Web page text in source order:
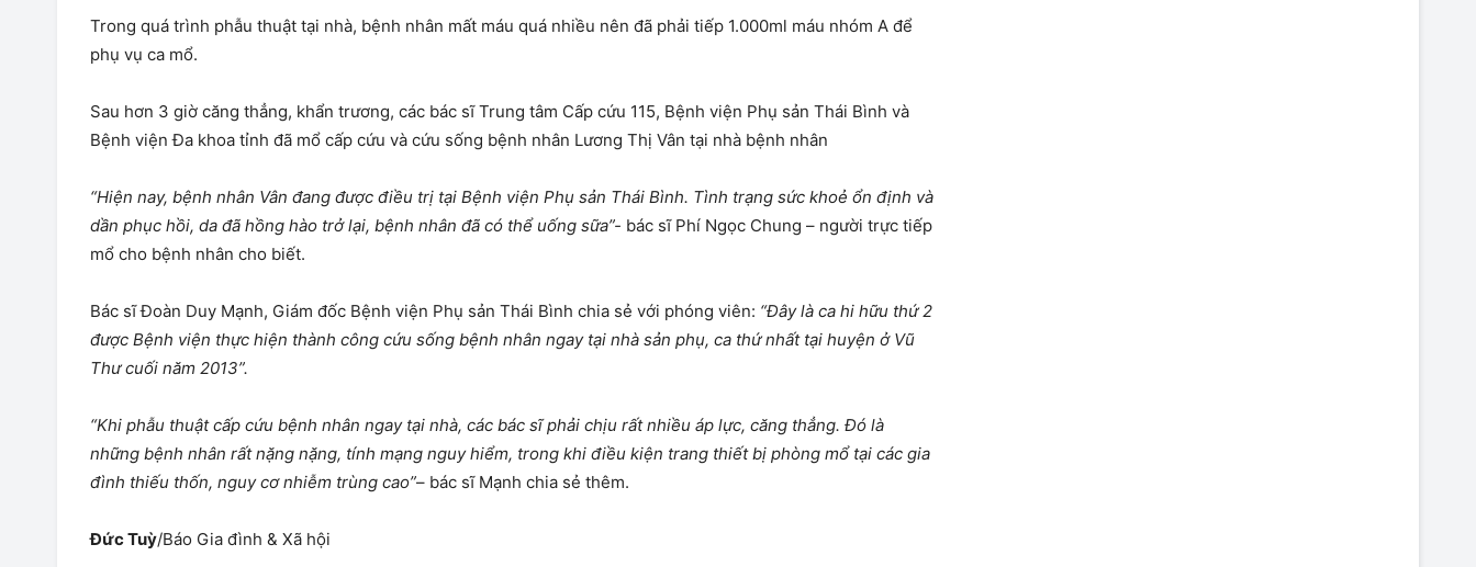
Trong quá trình phẫu thuật tại nhà, bệnh nhân mất máu quá nhiều nên đã phải tiếp 1.000ml máu nhóm A để
phụ vụ ca mổ.
Sau hơn 3 giờ căng thẳng, khẩn trương, các bác sĩ Trung tâm Cấp cứu 115, Bệnh viện Phụ sản Thái Bình và
Bệnh viện Đa khoa tỉnh đã mổ cấp cứu và cứu sống bệnh nhân Lương Thị Vân tại nhà bệnh nhân
“Hiện nay, bệnh nhân Vân đang được điều trị tại Bệnh viện Phụ sản Thái Bình. Tình trạng sức khoẻ ổn định và
dần phục hồi, da đã hồng hào trở lại, bệnh nhân đã có thể uống sữa”- bác sĩ Phí Ngọc Chung – người trực tiếp
mổ cho bệnh nhân cho biết.
Bác sĩ Đoàn Duy Mạnh, Giám đốc Bệnh viện Phụ sản Thái Bình chia sẻ với phóng viên: “Đây là ca hi hữu thứ 2
được Bệnh viện thực hiện thành công cứu sống bệnh nhân ngay tại nhà sản phụ, ca thứ nhất tại huyện ở Vũ
Thư cuối năm 2013”.
“Khi phẫu thuật cấp cứu bệnh nhân ngay tại nhà, các bác sĩ phải chịu rất nhiều áp lực, căng thẳng. Đó là
những bệnh nhân rất nặng nặng, tính mạng nguy hiểm, trong khi điều kiện trang thiết bị phòng mổ tại các gia
đình thiếu thốn, nguy cơ nhiễm trùng cao”– bác sĩ Mạnh chia sẻ thêm.
Đức Tuỳ/Báo Gia đình & Xã hội